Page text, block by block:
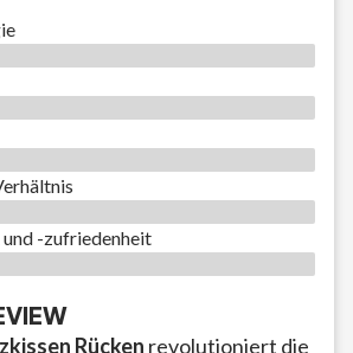
-zufriedenheit
Rücken revolutioniert die